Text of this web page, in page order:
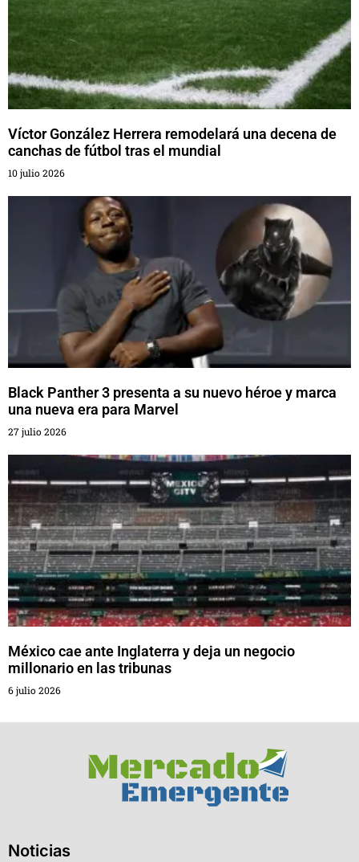
Víctor González Herrera remodelará una decena de
canchas de fútbol tras el mundial
10 julio 2026
Black Panther 3 presenta a su nuevo héroe y marca
una nueva era para Marvel
27 julio 2026
México cae ante Inglaterra y deja un negocio
millonario en las tribunas
6 julio 2026
Noticias